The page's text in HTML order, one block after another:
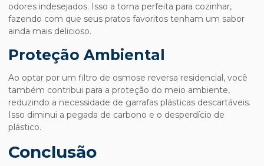
odores indesejados. Isso a torna perfeita para cozinhar,
fazendo com que seus pratos favoritos tenham um sabor
ainda mais delicioso.
Proteção Ambiental
Ao optar por um filtro de osmose reversa residencial, você
também contribui para a proteção do meio ambiente,
reduzindo a necessidade de garrafas plásticas descartáveis.
Isso diminui a pegada de carbono e o desperdício de
plástico.
Conclusão